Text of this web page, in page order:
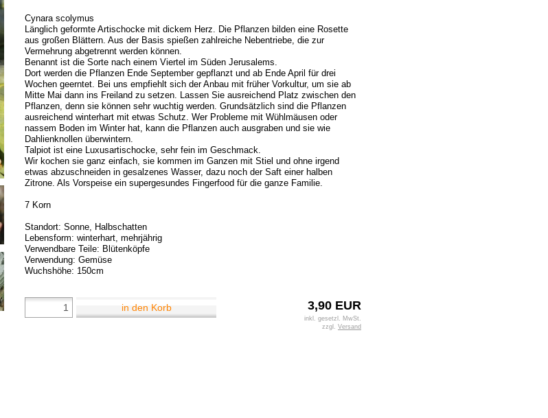
Cynara scolymus
Länglich geformte Artischocke mit dickem Herz. Die Pflanzen bilden eine Rosette
aus großen Blättern. Aus der Basis spießen zahlreiche Nebentriebe, die zur
Vermehrung abgetrennt werden können.
Benannt ist die Sorte nach einem Viertel im Süden Jerusalems.
Dort werden die Pflanzen Ende September gepflanzt und ab Ende April für drei
Wochen geerntet. Bei uns empfiehlt sich der Anbau mit früher Vorkultur, um sie ab
Mitte Mai dann ins Freiland zu setzen. Lassen Sie ausreichend Platz zwischen den
Pflanzen, denn sie können sehr wuchtig werden. Grundsätzlich sind die Pflanzen
ausreichend winterhart mit etwas Schutz. Wer Probleme mit Wühlmäusen oder
nassem Boden im Winter hat, kann die Pflanzen auch ausgraben und sie wie
Dahlienknollen überwintern.
Talpiot ist eine Luxusartischocke, sehr fein im Geschmack.
Wir kochen sie ganz einfach, sie kommen im Ganzen mit Stiel und ohne irgend
etwas abzuschneiden in gesalzenes Wasser, dazu noch der Saft einer halben
Zitrone. Als Vorspeise ein supergesundes Fingerfood für die ganze Familie.
7 Korn
Standort: Sonne, Halbschatten
Lebensform: winterhart, mehrjährig
Verwendbare Teile: Blütenköpfe
Verwendung: Gemüse
Wuchshöhe: 150cm
3,90 EUR
inkl. gesetzl. MwSt.
zzgl. Versand
in den Korb